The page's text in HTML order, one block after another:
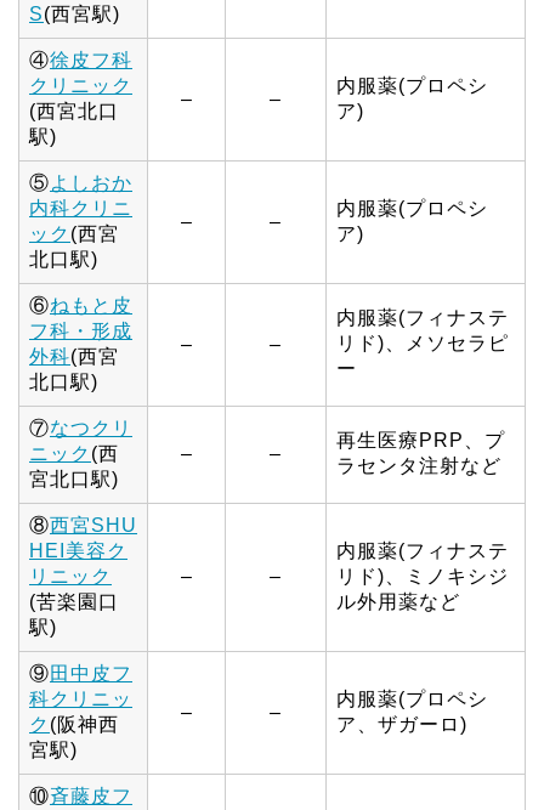
S(西宮駅)
④徐皮フ科
クリニック
(西宮北口
駅)
– –
内服薬(プロペシ
ア)
⑤よしおか
内科クリニ
ック (西宮
北口駅)
– –
内服薬(プロペシ
ア)
⑥ねもと皮
フ科・形成
外科(西宮
北口駅)
– –
内服薬(フィナステ
リド)、メソセラピ
ー
⑦なつクリ
ニック (西
宮北口駅)
– –
再生医療PRP、プ
ラセンタ注射など
⑧西宮SHU
HEI美容ク
リニック
(苦楽園口
駅)
– –
内服薬(フィナステ
リド)、ミノキシジ
ル外用薬など
⑨田中皮フ
科クリニッ
ク (阪神西
宮駅)
– –
内服薬(プロペシ
ア、ザガーロ)
⑩斉藤皮フ